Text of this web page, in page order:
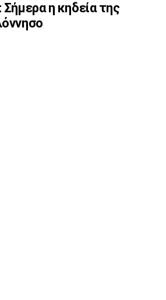
η κηδεία της